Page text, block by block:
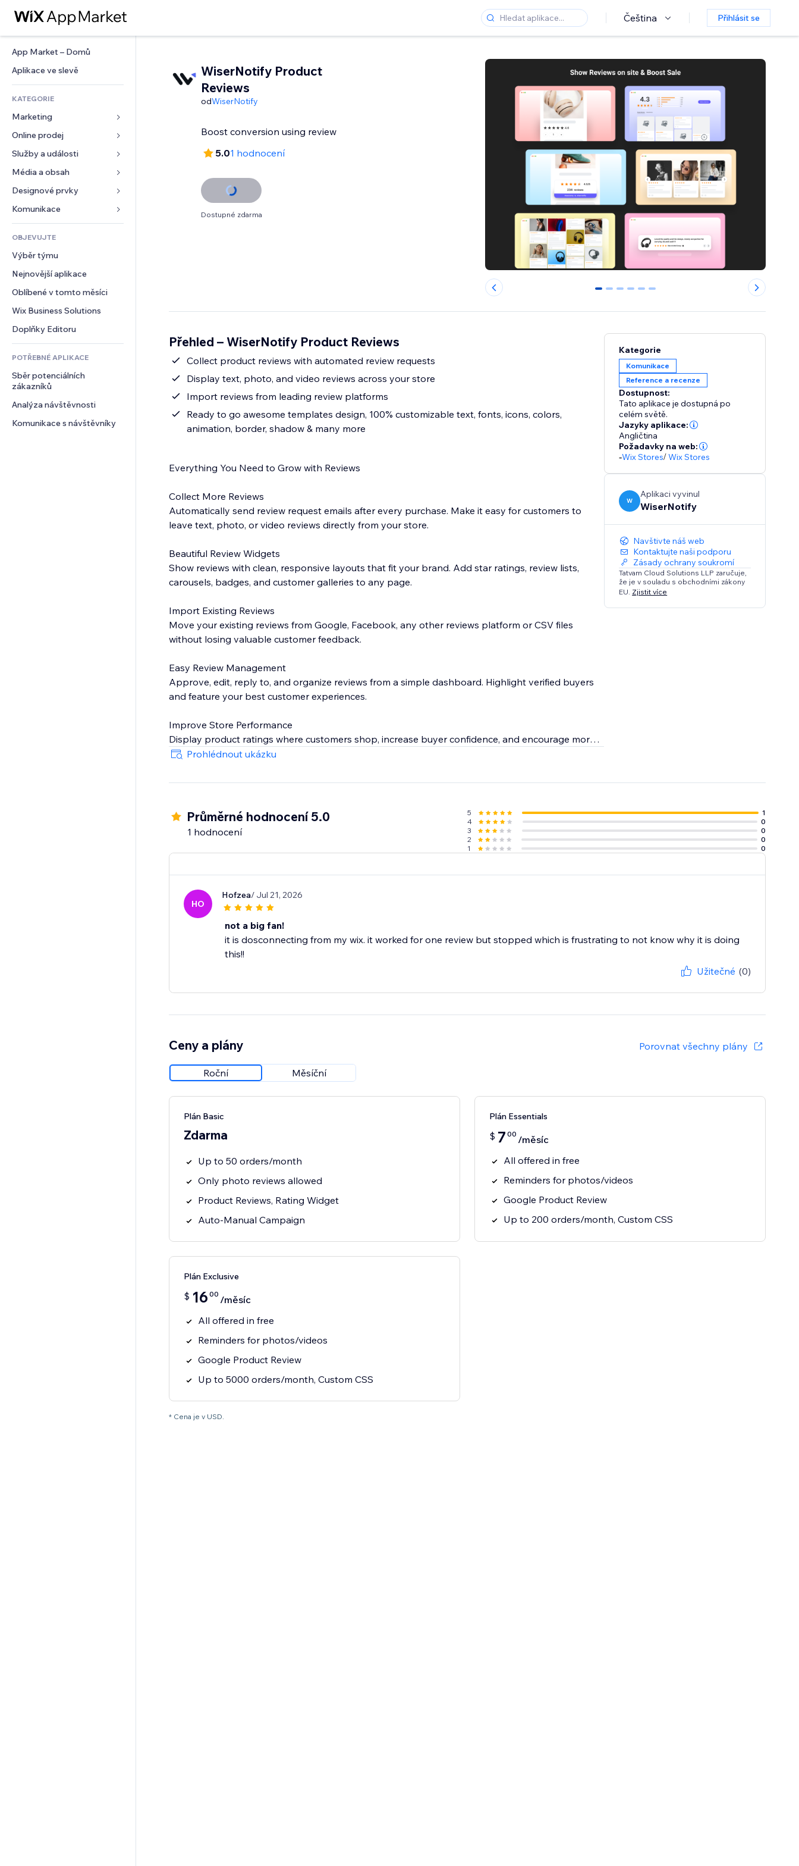
Čeština Přihlásit se
App Market – Domů
Aplikace ve slevě
KATEGORIE
Marketing
Reklamy
Mobilní zařízení
Analytika
Výpisy webu
E‑mail
Online prodej
Aplikace pro obchody
Doprava a doručení
Tlačítka pro prodej
Účetnictví
Kupóny a věrnostní programy
Skladování
Jídlo a nápoje
Služby a události
Ubytování
Události
Restaurace
Nemovitosti
Rezervace
Média a obsah
Galerie
Hudba
Podcasty
Fotografie
Video
PDF
Sdílení souborů
Novinky
Designové prvky
Mapy a navigace
Soukromí a bezpečnost
Hodiny
Šablony stránek
Efekty pro obrázky
Tlačítka a nabídky
Bannery a odznaky
Kalkulačky
Vyhledávání
Počasí
Tabulky a grafy
Formuláře
Ankety
Chat
Komentáře
Telefon
Komunita
Reference a recenze
CRM
OBJEVUJTE
Výběr týmu
Nejnovější aplikace
Oblíbené v tomto měsíci
Wix Business Solutions
Doplňky Editoru
POTŘEBNÉ APLIKACE
Sběr potenciálních
zákazníků
Analýza návštěvnosti
Komunikace s návštěvníky
WiserNotify Product
Reviews
odWiserNotify
Boost conversion using review
5.01 hodnocení
Dostupné zdarma
0 1 2 3 4 5
Přehled – WiserNotify Product Reviews
Collect product reviews with automated review requests
Display text, photo, and video reviews across your store
Import reviews from leading review platforms
Ready to go awesome templates design, 100% customizable text, fonts, icons, colors,
animation, border, shadow & many more
Everything You Need to Grow with Reviews
Collect More Reviews
Automatically send review request emails after every purchase. Make it easy for customers to
leave text, photo, or video reviews directly from your store.
Beautiful Review Widgets
Show reviews with clean, responsive layouts that fit your brand. Add star ratings, review lists,
carousels, badges, and customer galleries to any page.
Import Existing Reviews
Move your existing reviews from Google, Facebook, any other reviews platform or CSV files
without losing valuable customer feedback.
Easy Review Management
Approve, edit, reply to, and organize reviews from a simple dashboard. Highlight verified buyers
and feature your best customer experiences.
Improve Store Performance
Display product ratings where customers shop, increase buyer confidence, and encourage more
conversions with authentic social proof.
SEO Ready
improve visibility.
Prohlédnout ukázku
Kategorie
Komunikace
Reference a recenze
Dostupnost:
Tato aplikace je dostupná po
celém světě.
Jazyky aplikace:
Angličtina
Požadavky na web:
-Wix Stores/Wix Stores
W
Aplikaci vyvinul
WiserNotify
Navštivte náš web
Kontaktujte naši podporu
Zásady ochrany soukromí
Tatvam Cloud Solutions LLP zaručuje,
že je v souladu s obchodními zákony
EU. Zjistit více
Průměrné hodnocení 5.0
1 hodnocení
5
1
4
0
3
0
2
0
1
0
HO
Hofzea/ Jul 21, 2026
not a big fan!
it is dosconnecting from my wix. it worked for one review but stopped which is frustrating to not know why it is doing
this!!
Užitečné (0)
Ceny a plány Porovnat všechny plány
Roční Měsíční
Plán Basic
Zdarma
Up to 50 orders/month
Only photo reviews allowed
Product Reviews, Rating Widget
Auto-Manual Campaign
Plán Essentials
$ 7 00 /měsíc
All offered in free
Reminders for photos/videos
Google Product Review
Up to 200 orders/month, Custom CSS
Plán Exclusive
$ 16 00 /měsíc
All offered in free
Reminders for photos/videos
Google Product Review
Up to 5000 orders/month, Custom CSS
* Cena je v USD.